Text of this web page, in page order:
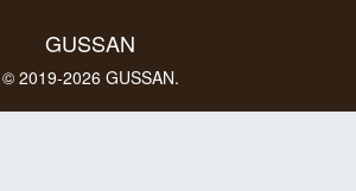
GUSSAN
© 2019-2026 GUSSAN.